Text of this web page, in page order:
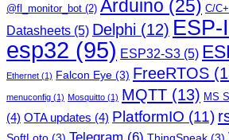
@fl_monitor_bot (2) Arduino (25) C/
Datasheets (5) Delphi (12) ESP-
esp32 (95) ESP32-S3 (5)
Ethernet (1) Falcon Eye (3) FreeRTOS
menuconfig (1) Mosquitto (1) MQTT (13) MS
(4) OTA updates (4) PlatformIO (11)